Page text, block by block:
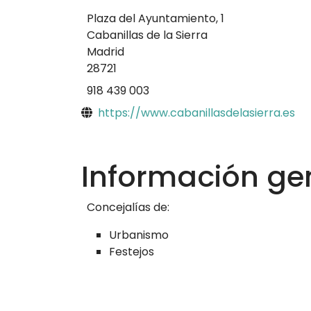
Plaza del Ayuntamiento, 1
Cabanillas de la Sierra
Madrid
28721
918 439 003
Sitio web
https://www.cabanillasdelasierra.es
Información
Concejalías de:
Urbanismo
Festejos